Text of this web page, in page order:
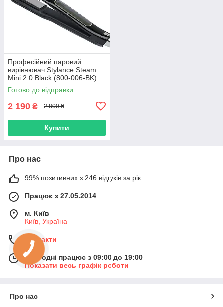
Професійний паровий
вирівнювач Stylance Steam
Mini 2.0 Black (800-006-BK)
Готово до відправки
2 190 ₴ 2 800 ₴
Купити
Про нас
99% позитивних з 246 відгуків за рік
Працює з 27.05.2014
м. Київ
Київ, Україна
Контакти
Сьогодні працює з 09:00 до 19:00
Показати весь графік роботи
Про нас